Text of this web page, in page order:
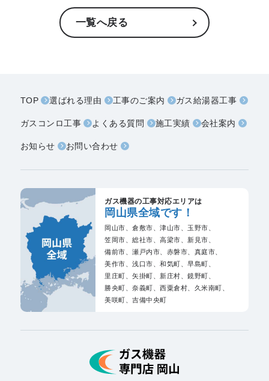
一覧へ戻る
TOP 選ばれる理由 工事のご案内 ガス給湯器工事
ガスコンロ工事 よくある質問 施工実績 会社案内
お知らせ お問い合わせ
ガス機器の工事対応エリアは
岡山県全域です！
岡山市、倉敷市、津山市、 玉野市、
笠岡市、総社市、高梁市、 新見市、
備前市、瀬戸内市、 赤磐市、 真庭市、
美作市、浅口市、和気町、早島町、
里庄町、矢掛町、 新庄村、鏡野町、
勝央町、奈義町、西粟倉村、 久米南町、
美咲町、吉備中央町